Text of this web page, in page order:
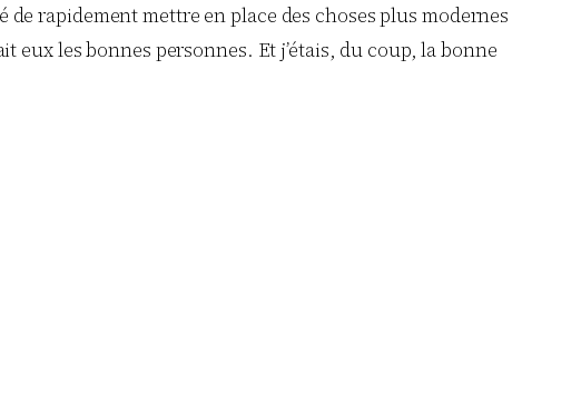
rapidement mettre en place des choses plus modernes
eux les bonnes personnes. Et j’étais, du coup, la bonne